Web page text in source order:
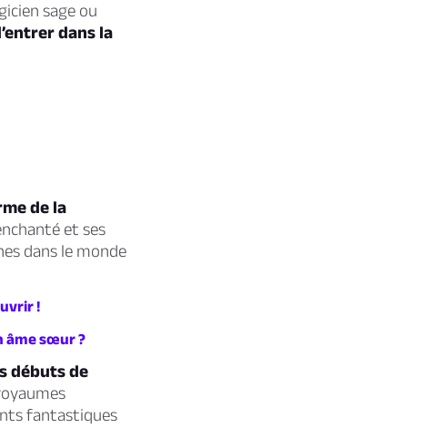
sage ou
dans la
de la
et ses
dans le monde
!
âme sœur ?
débuts de
fantastiques